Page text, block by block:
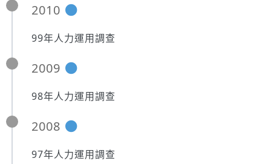
2010
99年人力運用調查
2009
98年人力運用調查
2008
97年人力運用調查